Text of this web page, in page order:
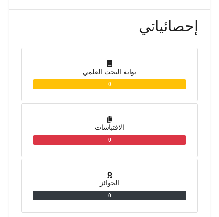
إحصائياتي
بوابة البحث العلمي
0
الاقتباسات
0
الجوائز
0